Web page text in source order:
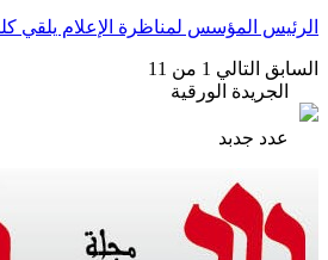
الرئيس المؤسس لمناظرة الإعلام يلقي
السابق التالي 1 من 11
الجريدة الورقية
عدد جدبد